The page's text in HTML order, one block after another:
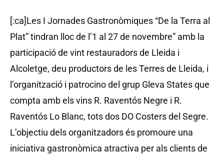
[:ca]Les I Jornades Gastronòmiques “De la Terra al
Plat” tindran lloc de l’1 al 27 de novembre” amb la
participació de vint restauradors de Lleida i
Alcoletge, deu productors de les Terres de Lleida, i
l’organització i patrocino del grup Gleva States que
compta amb els vins R. Raventós Negre i R.
Raventós Lo Blanc, tots dos DO Costers del Segre.
L’objectiu dels organitzadors és promoure una
iniciativa gastronòmica atractiva per als clients de